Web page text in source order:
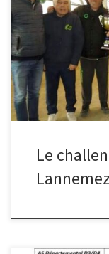
de plusieurs
de convivialité.
imposé face à
Nébouzan de
la ville, […]
Le